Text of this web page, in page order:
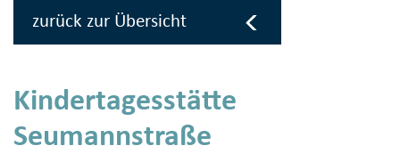
zurück zur Übersicht
Kindertagesstätte
Seumannstraße